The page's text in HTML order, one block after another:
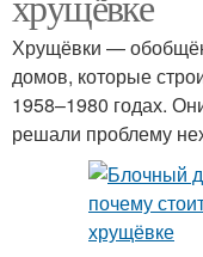
Хрущёвки —
домов, которые
1958–1980 годах.
решали проблему